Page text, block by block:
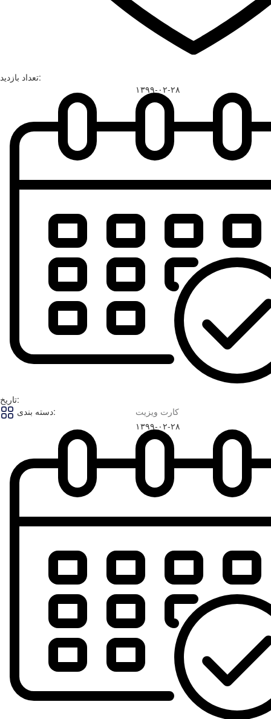
تعداد بازدید:
تاریخ:
۱۳۹۹-۰۲-۲۸
دسته بندی:
کارت ویزیت
۱۳۹۹-۰۲-۲۸